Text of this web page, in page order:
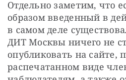
Отдельно заметим, что
образом введенный в
в самом деле
ДИТ Москвы ничего не
опубликовать на сайте,
распечатанном виде